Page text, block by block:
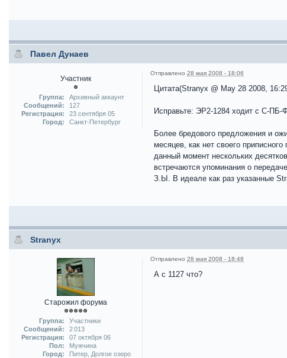
Павел Дунаев
Участник
Группа:
Архивный аккаунт
Сообщений:
127
Регистрация:
23 сентября 05
Город:
Cанкт-Петербург
Отправлено 28 мая 2008 - 18:06
Цитата(Stranyx @ May 28 2008,
Исправьте: ЭР2-1284 ходит с С-
Более бредового предложения и
месяцев, как нет своего
данный момент нескольких
встречаются упоминания о
З.Ы. В идеале как раз указанные
Stranyx
Старожил форума
Группа:
Участники
Сообщений:
2 013
Регистрация:
07 октября 06
Пол:
Мужчина
Город:
Питер, Долгое озеро
Отправлено 28 мая 2008 - 18:48
А с 1127 что?